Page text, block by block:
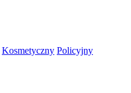
Kosmetyczny Policyjny